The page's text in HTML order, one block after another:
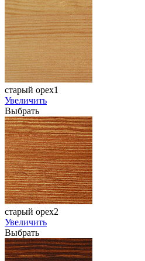
старый орех1
Увеличить
Выбрать
старый орех2
Увеличить
Выбрать